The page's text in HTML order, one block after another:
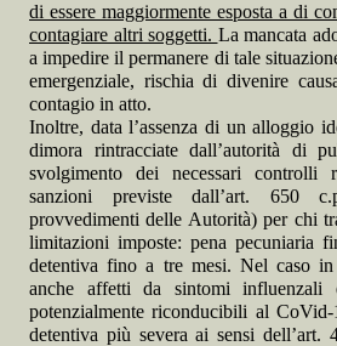
di essere maggiormente esposta a di
contagiare altri soggetti. La mancata
a impedire il permanere di tale
emergenziale, rischia di divenire
contagio in atto.
Inoltre, data l’assenza di un alloggio
dimora rintracciate dall’autorità di
svolgimento dei necessari controlli
sanzioni previste dall’art. 650
provvedimenti delle Autorità) per chi
limitazioni imposte: pena pecuniaria
detentiva fino a tre mesi. Nel caso
anche affetti da sintomi influenzali
potenzialmente riconducibili al
detentiva più severa ai sensi dell’art.